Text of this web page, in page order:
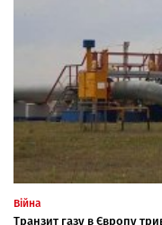
Війна
Транзит газу в Європу